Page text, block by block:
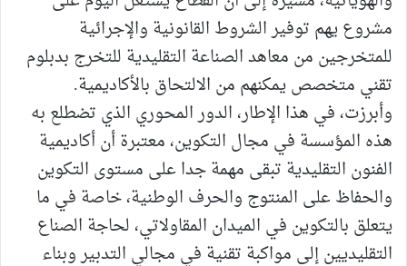
مشروع يهم توفير الشروط القانونية والإجرائية
للمتخرجين من معاهد الصناعة التقليدية للتخرج بدبلوم
تقني متخصص يمكنهم من الالتحاق بالأكاديمية.
وأبرزت، في هذا الإطار، الدور المحوري الذي تضطلع به
هذه المؤسسة في مجال التكوين، معتبرة أن أكاديمية
الفنون التقليدية تبقى مهمة جدا على مستوى التكوين
والحفاظ على المنتوج والحرف الوطنية، خاصة في ما
يتعلق بالتكوين في الميدان المقاولاتي، لحاجة الصناع
التقليديين إلى مواكبة تقنية في مجالي التدبير وبناء